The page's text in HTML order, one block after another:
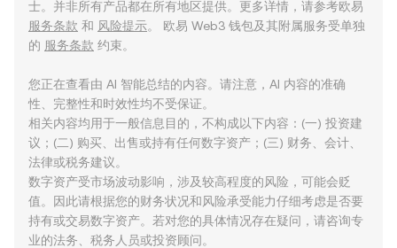
士。并非所有产品都在所有地区提供。更多详情，请参考欧易
服务条款 和 风险提示。 欧易 Web3 钱包及其附属服务受单独
的 服务条款 约束。
您正在查看由 AI 智能总结的内容。请注意，AI 内容的准确
性、完整性和时效性均不受保证。
相关内容均用于一般信息目的，不构成以下内容：(一) 投资建
议；(二) 购买、出售或持有任何数字资产；(三) 财务、会计、
法律或税务建议。
数字资产受市场波动影响，涉及较高程度的风险，可能会贬
值。因此请根据您的财务状况和风险承受能力仔细考虑是否要
持有或交易数字资产。若对您的具体情况存在疑问，请咨询专
业的法务、税务人员或投资顾问。